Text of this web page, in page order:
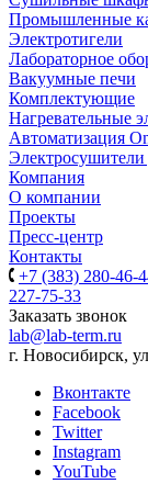
Промышленные
Электротигели
Лабораторное
Вакуумные печи
Комплектующие
Нагревательные
Автоматизация
Электросушители
Компания
О компании
Проекты
Пресс-центр
Контакты
+7 (383) 280-46-
227-75-33
Заказать звонок
lab@lab-term.ru
г. Новосибирск,
Вконтакте
Facebook
Twitter
Instagram
YouTube